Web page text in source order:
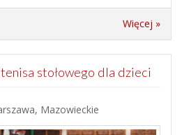
Więcej »
stołowego dla dzieci
Mazowieckie